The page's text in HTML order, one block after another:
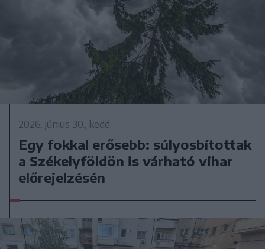
2026. június 30., kedd
Egy fokkal erősebb: súlyosbítottak
a Székelyföldön is várható vihar
előrejelzésén